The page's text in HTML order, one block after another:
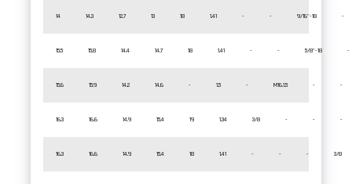
14 14.3 12.7 13 18 1.41 - - 9/16"-18 -
15.5 15.8 14.4 14.7 18 1.41 - - 5/8"-18 -
15.6 15.9 14.2 14.6 - 1.5 - M16.1.5 - -
16.3 16.6 14.9 15.4 19 1.34 3/8 - - -
16.3 16.6 14.9 15.4 18 1.41 - - - 3/8